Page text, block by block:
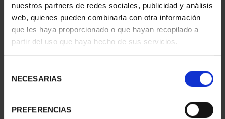
nuestros partners de redes sociales, publicidad y análisis
web, quienes pueden combinarla con otra información
que les haya proporcionado o que hayan recopilado a
partir del uso que haya hecho de sus servicios.
NECESARIAS
PREFERENCIAS
SUSCRIPCIÓN
CAPITALES DE
PROVINCIA 1
949,00 €
Sólo para usuarios
registrados
SUSCRIPCIÓN
CAPITALES DE
PROVINCIA 2
949,00 €
Sólo para usuarios
registrados